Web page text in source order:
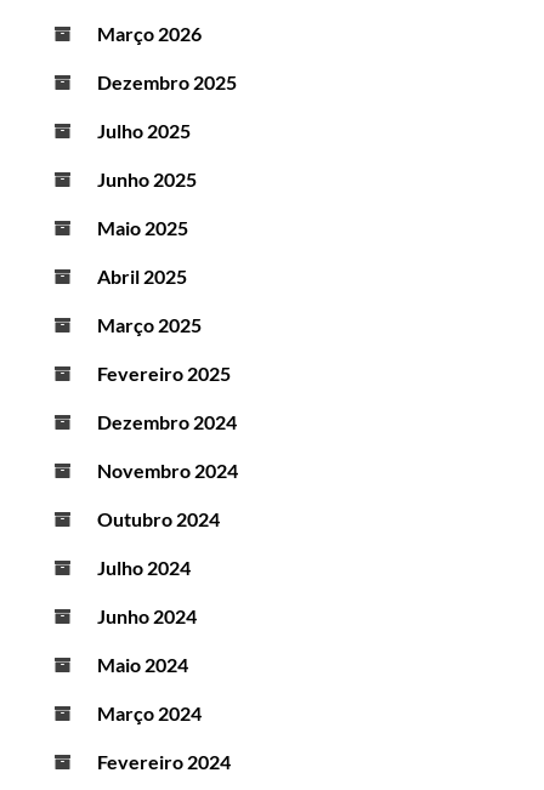
Março 2026
Dezembro 2025
Julho 2025
Junho 2025
Maio 2025
Abril 2025
Março 2025
Fevereiro 2025
Dezembro 2024
Novembro 2024
Outubro 2024
Julho 2024
Junho 2024
Maio 2024
Março 2024
Fevereiro 2024